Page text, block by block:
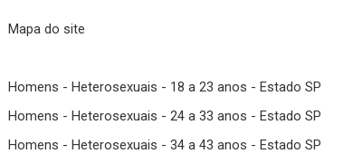
Mapa do site
Homens - Heterosexuais - 18 a 23 anos - Estado SP
Homens - Heterosexuais - 24 a 33 anos - Estado SP
Homens - Heterosexuais - 34 a 43 anos - Estado SP